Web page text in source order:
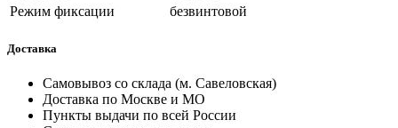
Режим фиксации
безвинтовой
Доставка
Самовывоз со склада (м. Савеловская)
Доставка по Москве и МО
Пункты выдачи по всей России